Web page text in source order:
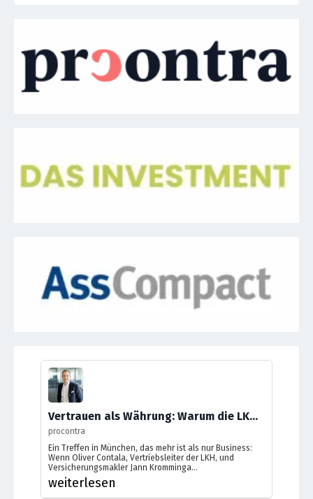
Vertrauen als Währung: Warum die LKH voll auf die Persönlichkeit setzt
procontra
Ein Treffen in München, das mehr ist als nur Business:
Wenn Oliver Contala, Vertriebsleiter der LKH, und
Versicherungsmakler Jann Kromminga
zusammenkommen, geht es nicht nur um nackte Zahlen.
Es geht um Jagdausflüge, die Farbe „Grün“ im
Terminkalender und die Frage, warum 100 Prozent
weiterlesen